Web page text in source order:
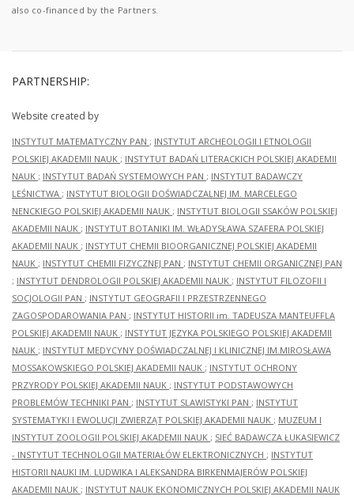
also co-financed by the Partners.
PARTNERSHIP:
Website created by
INSTYTUT MATEMATYCZNY PAN ; INSTYTUT ARCHEOLOGII I ETNOLOGII
POLSKIEJ AKADEMII NAUK ; INSTYTUT BADAŃ LITERACKICH POLSKIEJ AKADEMII
NAUK ; INSTYTUT BADAŃ SYSTEMOWYCH PAN ; INSTYTUT BADAWCZY
LEŚNICTWA ; INSTYTUT BIOLOGII DOŚWIADCZALNEJ IM. MARCELEGO
NENCKIEGO POLSKIEJ AKADEMII NAUK ; INSTYTUT BIOLOGII SSAKÓW POLSKIEJ
AKADEMII NAUK ; INSTYTUT BOTANIKI IM. WŁADYSŁAWA SZAFERA POLSKIEJ
AKADEMII NAUK ; INSTYTUT CHEMII BIOORGANICZNEJ POLSKIEJ AKADEMII
NAUK ; INSTYTUT CHEMII FIZYCZNEJ PAN ; INSTYTUT CHEMII ORGANICZNEJ PAN
; INSTYTUT DENDROLOGII POLSKIEJ AKADEMII NAUK ; INSTYTUT FILOZOFII I
SOCJOLOGII PAN ; INSTYTUT GEOGRAFII I PRZESTRZENNEGO
ZAGOSPODAROWANIA PAN ; INSTYTUT HISTORII im. TADEUSZA MANTEUFFLA
POLSKIEJ AKADEMII NAUK ; INSTYTUT JĘZYKA POLSKIEGO POLSKIEJ AKADEMII
NAUK ; INSTYTUT MEDYCYNY DOŚWIADCZALNEJ I KLINICZNEJ IM.MIROSŁAWA
MOSSAKOWSKIEGO POLSKIEJ AKADEMII NAUK ; INSTYTUT OCHRONY
PRZYRODY POLSKIEJ AKADEMII NAUK ; INSTYTUT PODSTAWOWYCH
PROBLEMÓW TECHNIKI PAN ; INSTYTUT SLAWISTYKI PAN ; INSTYTUT
SYSTEMATYKI I EWOLUCJI ZWIERZĄT POLSKIEJ AKADEMII NAUK ; MUZEUM I
INSTYTUT ZOOLOGII POLSKIEJ AKADEMII NAUK ; SIEĆ BADAWCZA ŁUKASIEWICZ
- INSTYTUT TECHNOLOGII MATERIAŁÓW ELEKTRONICZNYCH ; INSTYTUT
HISTORII NAUKI IM. LUDWIKA I ALEKSANDRA BIRKENMAJERÓW POLSKIEJ
AKADEMII NAUK ; INSTYTUT NAUK EKONOMICZNYCH POLSKIEJ AKADEMII NAUK